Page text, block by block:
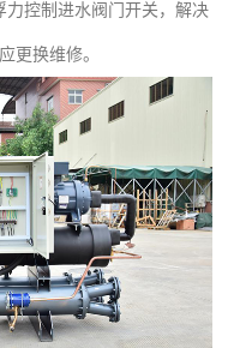
力控制进水阀门开关，解决
更换维修。